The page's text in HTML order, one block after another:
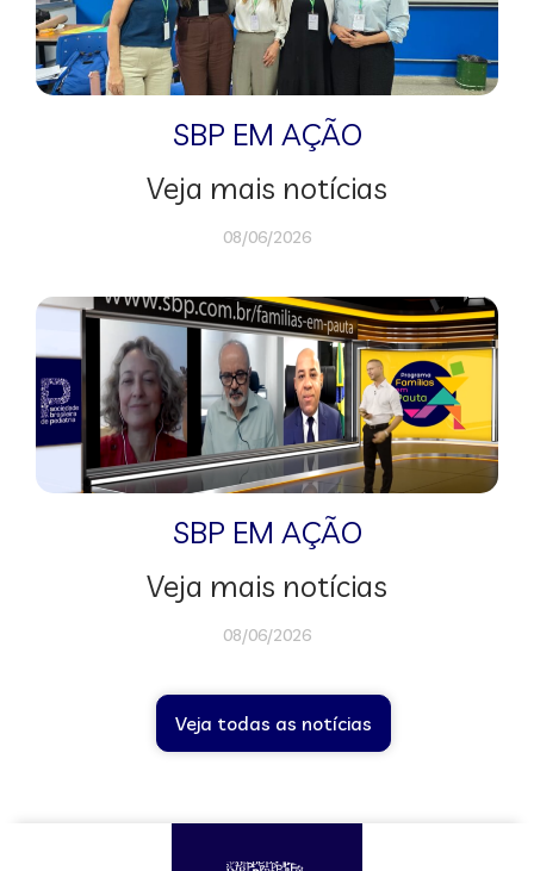
SBP EM AÇÃO
Veja mais notícias
08/06/2026
SBP EM AÇÃO
Veja mais notícias
08/06/2026
Veja todas as notícias